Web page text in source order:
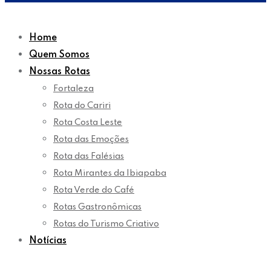
Home
Quem Somos
Nossas Rotas
Fortaleza
Rota do Cariri
Rota Costa Leste
Rota das Emoções
Rota das Falésias
Rota Mirantes da Ibiapaba
Rota Verde do Café
Rotas Gastronômicas
Rotas do Turismo Criativo
Notícias